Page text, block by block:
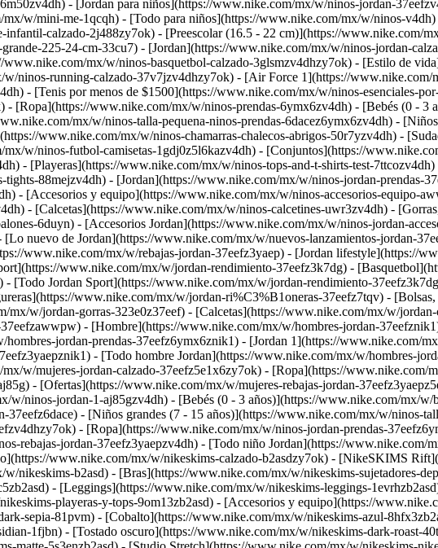
- [Jordan para niños](https://www.nike.com/mx/w/ninos-jordan-
w/mini-me-1qcqh) - [Todo para niños](https://www.nike.com/mx/w/ninos-v4dh)
calzado-2j488zy7ok) - [Preescolar (16.5 - 22 cm)](https://www.nike.com/
225-24-cm-33cu7) - [Jordan](https://www.nike.com/mx/w/ninos-jordan-
mx/w/ninos-basquetbol-calzado-3glsmzv4dhzy7ok) - [Estilo de
ninos-running-calzado-37v7jzv4dhzy7ok) - [Air Force 1](https://
- [Tenis por menos de $1500](https://www.nike.com/mx/w/ninos-esenciales-
- [Ropa](https://www.nike.com/mx/w/ninos-prendas-6ymx6zv4dh) - [Bebés (0 - 3
mx/w/ninos-talla-pequena-ninos-prendas-6dacez6ymx6zv4dh) -
www.nike.com/mx/w/ninos-chamarras-chalecos-abrigos-50r7yzv4dh) -
w/ninos-futbol-camisetas-1gdj0z5l6kazv4dh) - [Conjuntos](https://
- [Playeras](https://www.nike.com/mx/w/ninos-tops-and-t-shirts-test-
88mejzv4dh) - [Jordan](https://www.nike.com/mx/w/ninos-jordan-prendas-
- [Accesorios y equipo](https://www.nike.com/mx/w/ninos-accesorios-equipo-
- [Calcetas](https://www.nike.com/mx/w/ninos-calcetines-uwr3zv4dh) -
6duyn) - [Accesorios Jordan](https://www.nike.com/mx/w/ninos-jordan-
nuevo de Jordan](https://www.nike.com/mx/w/nuevos-lanzamientos-jordan-
www.nike.com/mx/w/rebajas-jordan-37eefz3yaep) - [Jordan lifestyle](https://
www.nike.com/mx/w/jordan-rendimiento-37eefz3k7dg) -
[Todo Jordan Sport](https://www.nike.com/mx/w/jordan-rendimiento-
www.nike.com/mx/w/jordan-ri%C3%B1oneras-37eefz7tqv) -
w/jordan-gorras-323e0z37eef) - [Calcetas](https://www.nike.com/mx/w/
- [Hombre](https://www.nike.com/mx/w/hombres-jordan-
jordan-prendas-37eefz6ymx6znik1) - [Jordan 1](https://www.nike.com/
- [Todo hombre Jordan](https://www.nike.com/mx/w/hombres-
w/mujeres-jordan-calzado-37eefz5e1x6zy7ok) - [Ropa](https://www.nike.com/
- [Ofertas](https://www.nike.com/mx/w/mujeres-rebajas-jordan-
w/ninos-jordan-1-aj85gzv4dh) - [Bebés (0 - 3 años)](https://www.nike.com/mx/w/
- [Niños grandes (7 - 15 años)](https://www.nike.com/mx/w/ninos-
- [Ropa](https://www.nike.com/mx/w/ninos-jordan-prendas-
rebajas-jordan-37eefz3yaepzv4dh) - [Todo niño Jordan](https://
www.nike.com/mx/w/nikeskims-calzado-b2asdzy7ok) - [NikeSKIMS
nikeskims-b2asd) - [Bras](https://www.nike.com/mx/w/nikeskims-sujetadores-
- [Leggings](https://www.nike.com/mx/w/nikeskims-leggings-
playeras-y-tops-9om13zb2asd) - [Accesorios y equipo](https://
sepia-81pvm) - [Cobalto](https://www.nike.com/mx/w/nikeskims-azul-
1fjbn) - [Tostado oscuro](https://www.nike.com/mx/w/nikeskims-dark-roast-